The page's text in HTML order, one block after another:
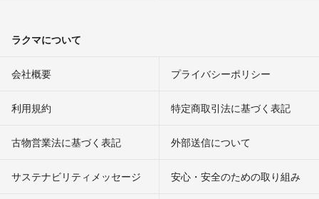
ラクマについて
会社概要 プライバシーポリシー
利用規約 特定商取引法に基づく表記
古物営業法に基づく表記 外部送信について
サステナビリティメッセージ 安心・安全のための取り組み